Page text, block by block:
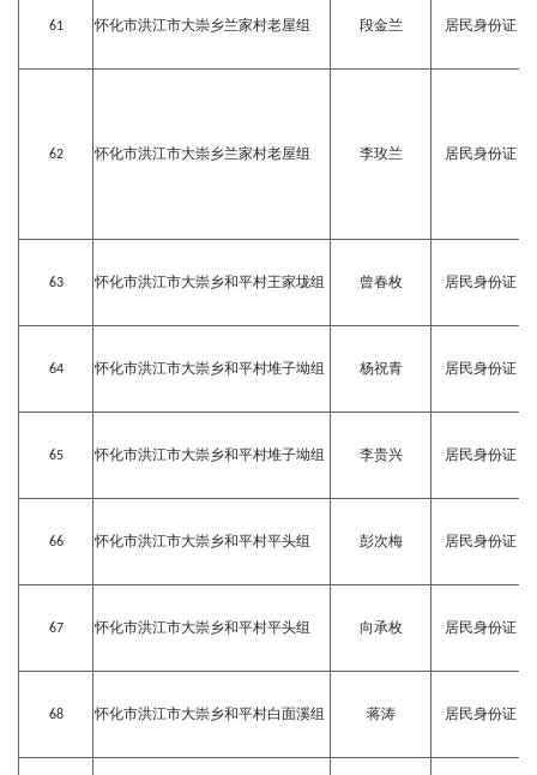
61 怀化市洪江市大崇乡兰家村老屋组 段金兰 居民身份证
62 怀化市洪江市大崇乡兰家村老屋组 李玫兰 居民身份证
63 怀化市洪江市大崇乡和平村王家垅组 曾春枚 居民身份证
64 怀化市洪江市大崇乡和平村堆子坳组 杨祝青 居民身份证
65 怀化市洪江市大崇乡和平村堆子坳组 李贵兴 居民身份证
66 怀化市洪江市大崇乡和平村平头组 彭次梅 居民身份证
67 怀化市洪江市大崇乡和平村平头组 向承枚 居民身份证
68 怀化市洪江市大崇乡和平村白面溪组 蒋涛 居民身份证